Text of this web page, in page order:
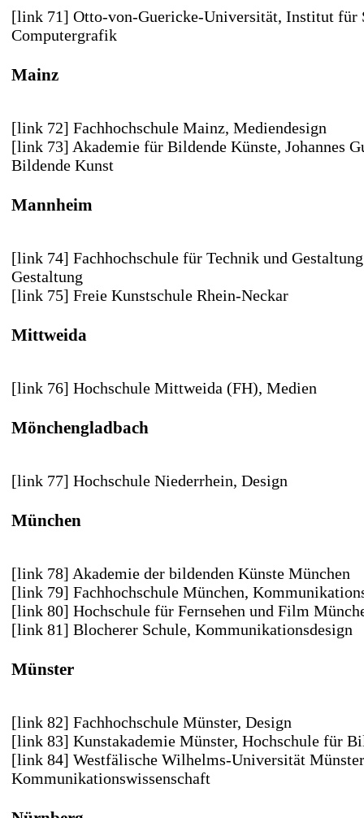
[link 71] Otto-von-Guericke-Universität, Institut für
Computergrafik
Mainz
[link 72] Fachhochschule Mainz, Mediendesign
[link 73] Akademie für Bildende Künste, Johannes
Bildende Kunst
Mannheim
[link 74] Fachhochschule für Technik und
Gestaltung
[link 75] Freie Kunstschule Rhein-Neckar
Mittweida
[link 76] Hochschule Mittweida (FH), Medien
Mönchengladbach
[link 77] Hochschule Niederrhein, Design
München
[link 78] Akademie der bildenden Künste München
[link 79] Fachhochschule München,
[link 80] Hochschule für Fernsehen und Film
[link 81] Blocherer Schule, Kommunikationsdesign
Münster
[link 82] Fachhochschule Münster, Design
[link 83] Kunstakademie Münster, Hochschule für
[link 84] Westfälische Wilhelms-Universität Münster
Kommunikationswissenschaft